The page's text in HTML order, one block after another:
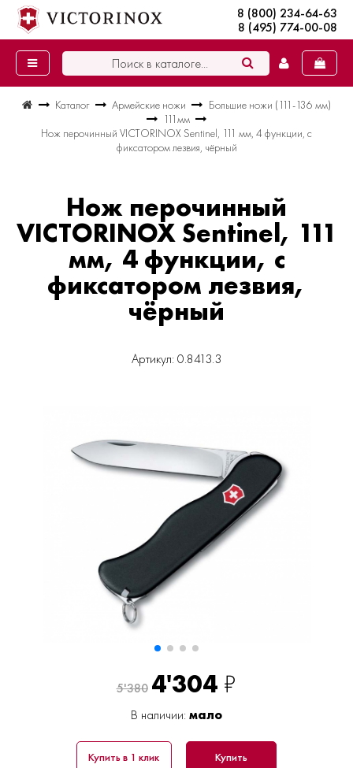
8 (800) 234-64-63
8 (495) 774-00-08
Каталог Армейские ножи
Большие ножи (111-136 мм)
111мм
Нож перочинный VICTORINOX Sentinel, 111 мм, 4 функции, с
фиксатором лезвия, чёрный
Нож перочинный
VICTORINOX Sentinel, 111
мм, 4 функции, с
фиксатором лезвия,
чёрный
Артикул: 0.8413.3
5'380 4'304 ₽
В наличии: мало
Купить в 1 клик Купить